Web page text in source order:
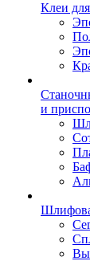
Клеи
и